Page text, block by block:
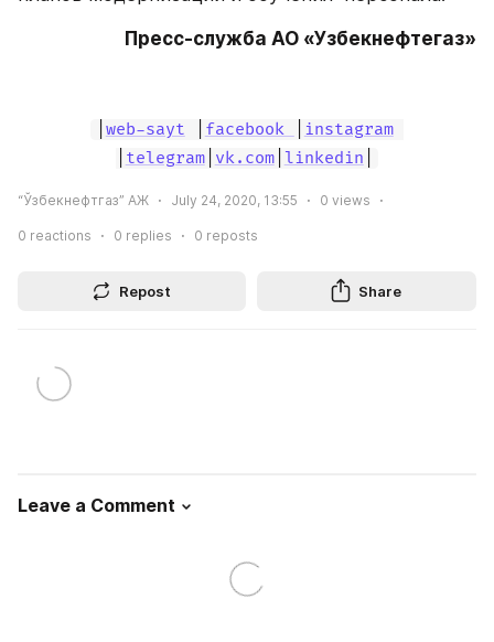
Пресс-служба АО «Узбекнефтегаз»
web-sayt facebook
instagram
telegram| vk.com| linkedin
“Ўзбекнефтгаз” АЖ July 24, 2020, 13:55 0 views
0 reactions 0 replies 0 reposts
Repost Share
Leave a Comment